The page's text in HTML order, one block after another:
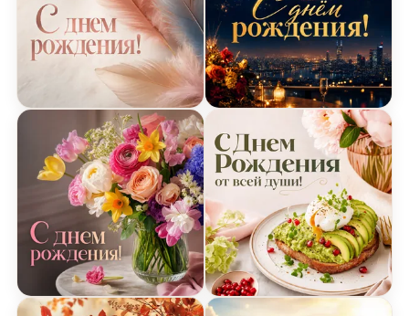
Открытка с нежными перьями на День Рождения
Открытка с весенними цветами на День
Открытка с
Открытка с авокадо на